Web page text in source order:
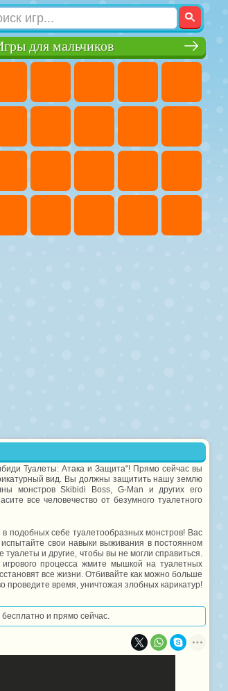
для мальчиков
Туалеты: Атака и Защита"! Прямо сейчас вы
вид. Вы должны защитить нашу землю
монстров Skibidi Boss, G-Man и других его
все человечество от безумного туалетного
подобных себе туалетообразных монстров! Вас
свои навыки выживания в постоянном
и другие, чтобы вы не могли справиться.
процесса жмите мышкой на туалетных
все жизни. Отбивайте как можно больше
проведите время, уничтожая злобных карикатур!
и прямо сейчас.